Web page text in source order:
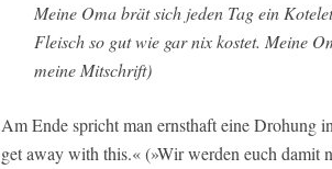
Meine Oma brät sich jeden Tag ein
Fleisch so gut wie gar nix kostet. Meine
meine Mitschrift)
Am Ende spricht man ernsthaft eine Drohung
get away with this.« (»Wir werden euch damit